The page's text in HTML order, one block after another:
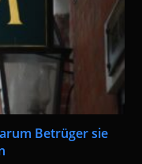
Betrüger sie